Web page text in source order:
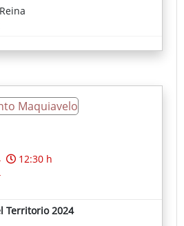
instala una pista deportiva
practicar skate, voleibol,
por los más jóvenes.
12:30 h
Territorio 2024